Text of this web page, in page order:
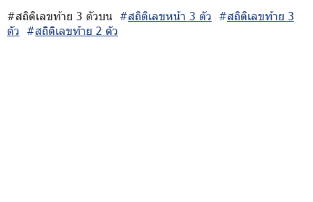
#สถิติเลขท้าย 3 ตัวบน #สถิติเลขหน้า 3 ตัว #สถิติเลขท้าย 3
ตัว #สถิติเลขท้าย 2 ตัว